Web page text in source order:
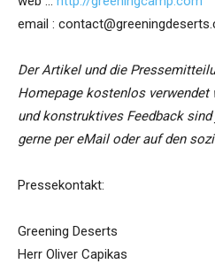
email :
Der Artikel und die
Homepage kostenlos
und konstruktives Feedback
gerne per eMail oder auf den
Pressekontakt:
Greening Deserts
Herr Oliver Capikas